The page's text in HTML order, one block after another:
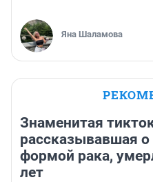
Яна Шаламова
Знаменитая
рассказывавшая о
формой рака,
лет